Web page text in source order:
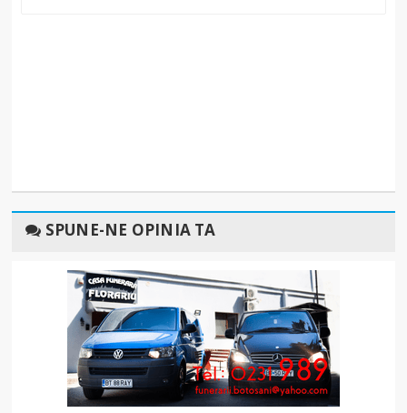
SPUNE-NE OPINIA TA